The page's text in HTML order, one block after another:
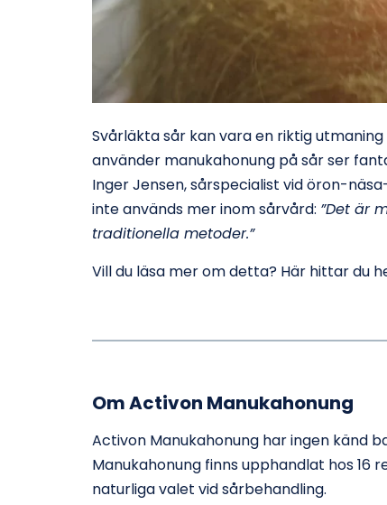
Svårläkta sår kan vara en riktig
använder manukahonung på sår ser
Inger Jensen, sårspecialist vid öron-
inte används mer inom sårvård: ”Det är
traditionella metoder.”
Vill du läsa mer om detta? Här hittar du
Om Activon Manukahonung
Activon Manukahonung har ingen känd
Manukahonung finns upphandlat hos 16
naturliga valet vid sårbehandling.